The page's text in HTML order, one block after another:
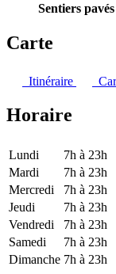
Sentiers pavés
Carte
Itinéraire
Horaire
Lundi
7h à 23h
Mardi
7h à 23h
Mercredi
7h à 23h
Jeudi
7h à 23h
Vendredi
7h à 23h
Samedi
7h à 23h
Dimanche 7h à 23h